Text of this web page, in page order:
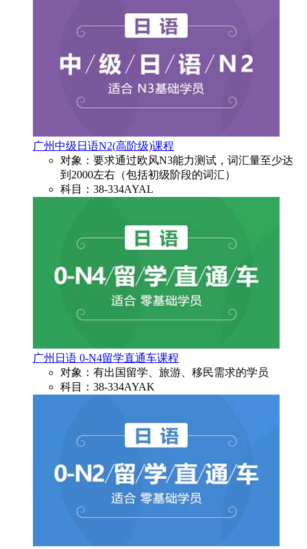
广州中级日语N2(高阶级)课程
对象：要求通过欧风N3能力测试，词汇量至少达
到2000左右（包括初级阶段的词汇）
科目：38-334AYAL
广州日语 0-N4留学直通车课程
对象：有出国留学、旅游、移民需求的学员
科目：38-334AYAK